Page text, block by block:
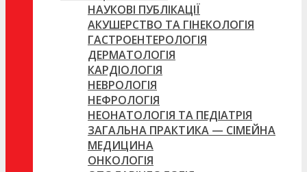
НАУКОВІ ПУБЛІКАЦІЇ
АКУШЕРСТВО ТА ГІНЕКОЛОГІЯ
ГАСТРОЕНТЕРОЛОГІЯ
ДЕРМАТОЛОГІЯ
КАРДІОЛОГІЯ
НЕВРОЛОГІЯ
НЕФРОЛОГІЯ
НЕОНАТОЛОГІЯ ТА ПЕДІАТРІЯ
ЗАГАЛЬНА ПРАКТИКА — СІМЕЙНА
МЕДИЦИНА
ОНКОЛОГІЯ